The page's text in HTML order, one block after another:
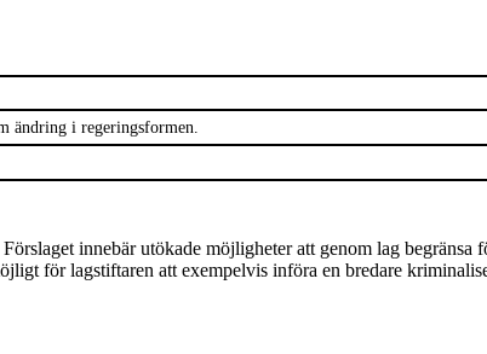
ändring i regeringsformen.
Förslaget innebärutökade möjligheter att genom lag begränsa
för lagstiftaren att exempelvis införa en bredare